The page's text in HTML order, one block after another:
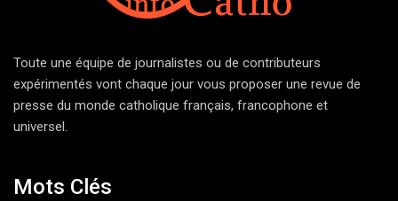
Toute une équipe de journalistes ou de contributeurs
expérimentés vont chaque jour vous proposer une revue de
presse du monde catholique français, francophone et
universel.
Mots Clés